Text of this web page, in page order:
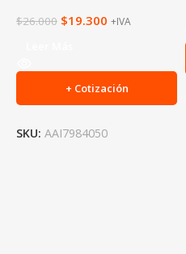
$26.000 $19.300 +IVA
+ Cotización
SKU: AAI7984050